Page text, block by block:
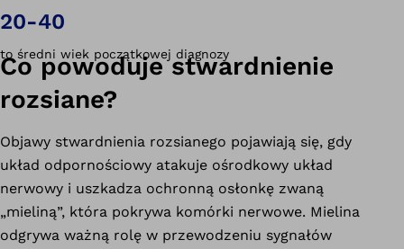
20-40
to średni wiek początkowej diagnozy
Co powoduje stwardnienie
rozsiane?
Objawy stwardnienia rozsianego pojawiają się, gdy
układ odpornościowy atakuje ośrodkowy układ
nerwowy i uszkadza ochronną osłonkę zwaną
„mieliną”, która pokrywa komórki nerwowe. Mielina
odgrywa ważną rolę w przewodzeniu sygnałów